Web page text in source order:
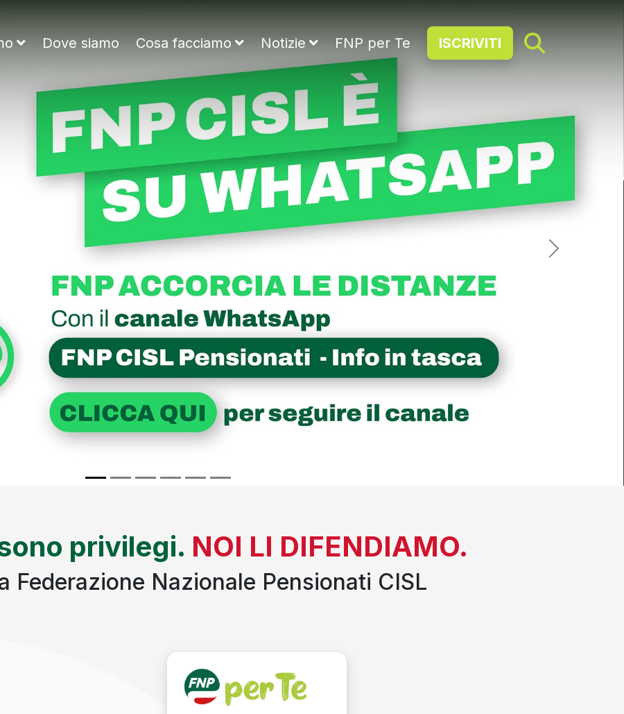
Dove siamo Cosa facciamo Notizie FNP per Te ISCRIVITI
Next
privilegi. NOI LI DIFENDIAMO.
Federazione Nazionale Pensionati CISL